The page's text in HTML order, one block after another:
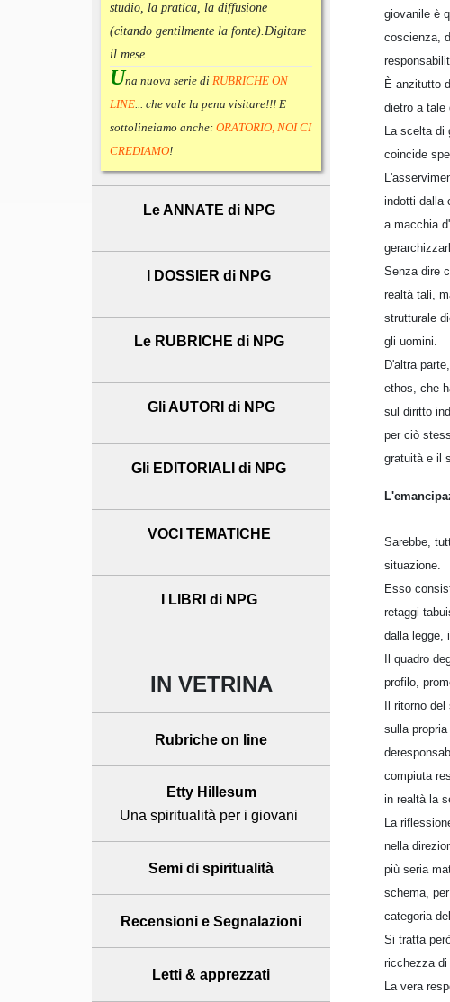
studio, la pratica, la diffusione
(citando gentilmente la fonte).Digitare
il mese.
Una nuova serie di RUBRICHE ON
LINE... che vale la pena visitare!!! E
sottolineiamo anche: ORATORIO, NOI CI
CREDIAMO!
Le ANNATE di NPG
I DOSSIER di NPG
Le RUBRICHE di NPG
Gli AUTORI di NPG
Gli EDITORIALI di NPG
VOCI TEMATICHE
I LIBRI di NPG
IN VETRINA
Rubriche on line
Etty Hillesum
Una spiritualità per i giovani
Semi di spiritualità
Recensioni e Segnalazioni
Letti & apprezzati
giovanile è
coscienza,
È anzitutto
dietro a tale
La scelta di
coincide
indotti dalla
a macchia
Senza dire
realtà tali,
strutturale
gli uomini.
D'altra
ethos, che
sul diritto
per ciò
gratuità e il
Sarebbe,
situazione.
Esso
retaggi
dalla legge,
Il quadro
profilo,
Il ritorno
sulla
compiuta
in realtà la
La
nella
più seria
schema,
categoria
Si tratta
ricchezza
La vera